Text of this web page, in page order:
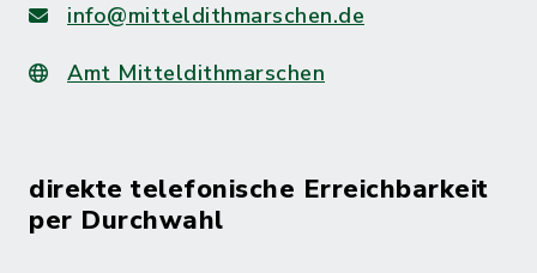
info@mitteldithmarschen.de
Amt Mitteldithmarschen
direkte telefonische Erreichbarkeit
per Durchwahl